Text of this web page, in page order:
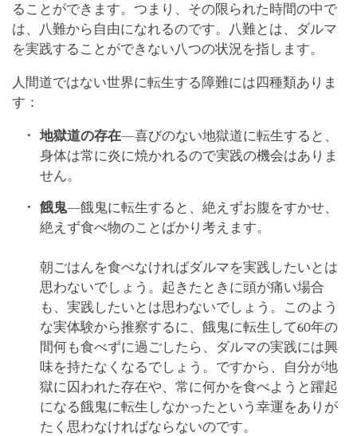
ることができます。つまり、その限られた時間の中で
は、八難から自由になれるのです。八難とは、ダルマ
を実践することができない八つの状況を指します。
人間道ではない世界に転生する障難には四種類ありま
す：
地獄道の存在―喜びのない地獄道に転生すると、
身体は常に炎に焼かれるので実践の機会はありま
せん。
餓鬼―餓鬼に転生すると、絶えずお腹をすかせ、
絶えず食べ物のことばかり考えます。
朝ごはんを食べなければダルマを実践したいとは
思わないでしょう。起きたときに頭が痛い場合
も、実践したいとは思わないでしょう。このよう
な実体験から推察するに、餓鬼に転生して60年の
間何も食べずに過ごしたら、ダルマの実践には興
味を持たなくなるでしょう。ですから、自分が地
獄に囚われた存在や、常に何かを食べようと躍起
になる餓鬼に転生しなかったという幸運をありが
たく思わなければならないのです。